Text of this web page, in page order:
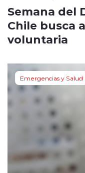
Semana del
Chile busca
voluntaria
Emergencias y Salud